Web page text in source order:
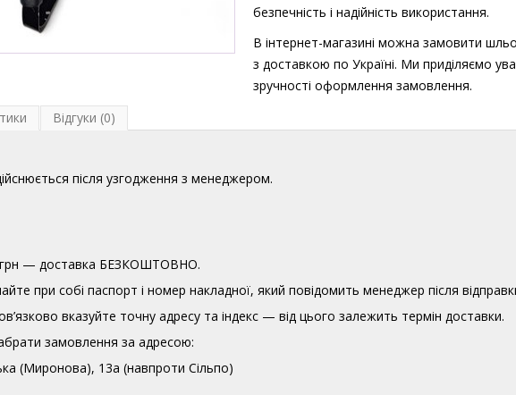
безпечність і надійність використання.
В інтернет-магазині можна замовити
з доставкою по Україні. Ми приділяємо
зручності оформлення замовлення.
Відгуки (0)
після узгодження з менеджером.
грн — доставка БЕЗКОШТОВНО.
при собі паспорт і номер накладної, який повідомить менеджер після
вказуйте точну адресу та індекс — від цього залежить термін доставки.
замовлення за адресою:
(Миронова), 13а (навпроти Сільпо)